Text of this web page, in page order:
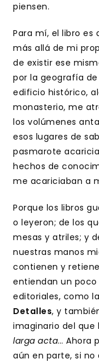
piensen.
Para mí, el libro es
más allá de mi
de existir ese
por la geografía
edificio histórico,
monasterio, me
los volúmenes
esos lugares de
pasmarote
hechos de
me acariciaban a
Porque los libros
o leyeron; de los
mesas y atriles; y
nuestras manos
contienen y
entiendan un
editoriales, como
Detalles, y
imaginario del que
larga acta… Ahora
aún en parte, si no